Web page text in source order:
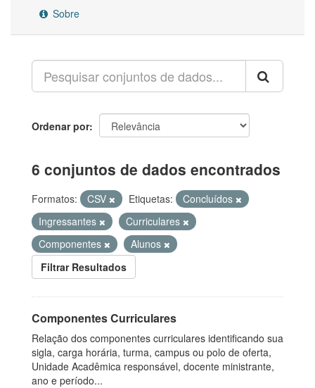
Sobre
Ordenar por
6 conjuntos de dados encontrados
Formatos: CSV Etiquetas:
Concluídos
Ingressantes
Curriculares
Componentes
Alunos
Filtrar Resultados
Componentes Curriculares
Relação dos componentes curriculares identificando sua
sigla, carga horária, turma, campus ou polo de oferta,
Unidade Acadêmica responsável, docente ministrante,
ano e período...